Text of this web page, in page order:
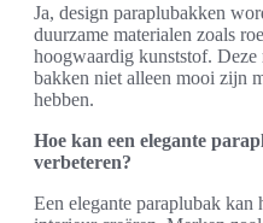
Ja, design paraplubakken
duurzame materialen zoals
hoogwaardig kunststof. Deze
bakken niet alleen mooi zijn
hebben.
Hoe kan een elegante
verbeteren?
Een elegante paraplubak kan